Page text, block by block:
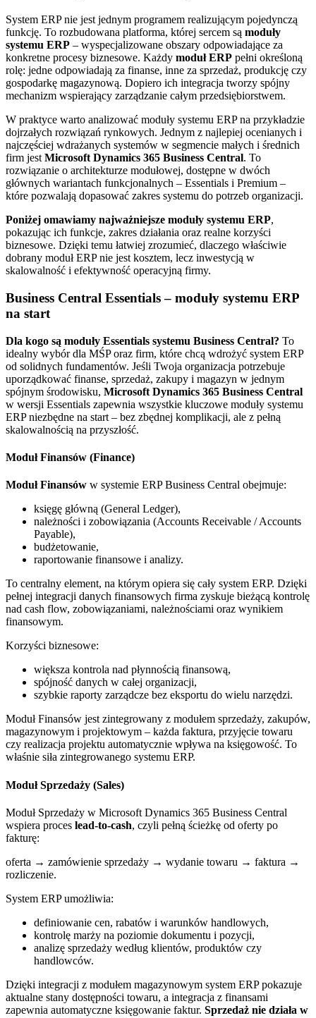
System ERP nie jest jednym programem realizującym pojedynczą
funkcję. To rozbudowana platforma, której sercem są moduły
systemu ERP – wyspecjalizowane obszary odpowiadające za
konkretne procesy biznesowe. Każdy moduł ERP pełni określoną
rolę: jedne odpowiadają za finanse, inne za sprzedaż, produkcję czy
gospodarkę magazynową. Dopiero ich integracja tworzy spójny
mechanizm wspierający zarządzanie całym przedsiębiorstwem.
W praktyce warto analizować moduły systemu ERP na przykładzie
dojrzałych rozwiązań rynkowych. Jednym z najlepiej ocenianych i
najczęściej wdrażanych systemów w segmencie małych i średnich
firm jest Microsoft Dynamics 365 Business Central. To
rozwiązanie o architekturze modułowej, dostępne w dwóch
głównych wariantach funkcjonalnych – Essentials i Premium –
które pozwalają dopasować zakres systemu do potrzeb organizacji.
Poniżej omawiamy najważniejsze moduły systemu ERP,
pokazując ich funkcje, zakres działania oraz realne korzyści
biznesowe. Dzięki temu łatwiej zrozumieć, dlaczego właściwie
dobrany moduł ERP nie jest kosztem, lecz inwestycją w
skalowalność i efektywność operacyjną firmy.
Business Central Essentials – moduły systemu ERP
na start
Dla kogo są moduły Essentials systemu Business Central? To
idealny wybór dla MŚP oraz firm, które chcą wdrożyć system ERP
od solidnych fundamentów. Jeśli Twoja organizacja potrzebuje
uporządkować finanse, sprzedaż, zakupy i magazyn w jednym
spójnym środowisku, Microsoft Dynamics 365 Business Central
w wersji Essentials zapewnia wszystkie kluczowe moduły systemu
ERP niezbędne na start – bez zbędnej komplikacji, ale z pełną
skalowalnością na przyszłość.
Moduł Finansów (Finance)
Moduł Finansów w systemie ERP Business Central obejmuje:
księgę główną (General Ledger),
należności i zobowiązania (Accounts Receivable / Accounts
Payable),
budżetowanie,
raportowanie finansowe i analizy.
To centralny element, na którym opiera się cały system ERP. Dzięki
pełnej integracji danych finansowych firma zyskuje bieżącą kontrolę
nad cash flow, zobowiązaniami, należnościami oraz wynikiem
finansowym.
Korzyści biznesowe:
większa kontrola nad płynnością finansową,
spójność danych w całej organizacji,
szybkie raporty zarządcze bez eksportu do wielu narzędzi.
Moduł Finansów jest zintegrowany z modułem sprzedaży, zakupów,
magazynowym i projektowym – każda faktura, przyjęcie towaru
czy realizacja projektu automatycznie wpływa na księgowość. To
właśnie siła zintegrowanego systemu ERP.
Moduł Sprzedaży (Sales)
Moduł Sprzedaży w Microsoft Dynamics 365 Business Central
wspiera proces lead-to-cash, czyli pełną ścieżkę od oferty po
fakturę:
oferta → zamówienie sprzedaży → wydanie towaru → faktura →
rozliczenie.
System ERP umożliwia:
definiowanie cen, rabatów i warunków handlowych,
kontrolę marży na poziomie dokumentu i pozycji,
analizę sprzedaży według klientów, produktów czy
handlowców.
Dzięki integracji z modułem magazynowym system ERP pokazuje
aktualne stany dostępności towaru, a integracja z finansami
zapewnia automatyczne księgowanie faktur. Sprzedaż nie działa w